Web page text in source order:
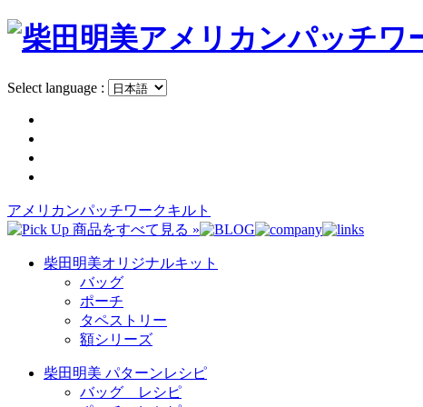
Select language :
アメリカンパッチワークキルト
柴田明美オリジナルキット
バッグ
ポーチ
タペストリー
額シリーズ
柴田明美 パターンレシピ
バッグ レシピ